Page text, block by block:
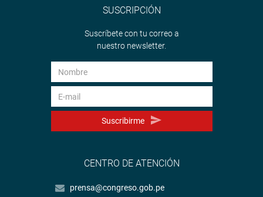
SUSCRIPCIÓN
Suscríbete con tu correo a
nuestro newsletter.
Suscribirme
CENTRO DE ATENCIÓN
prensa@congreso.gob.pe